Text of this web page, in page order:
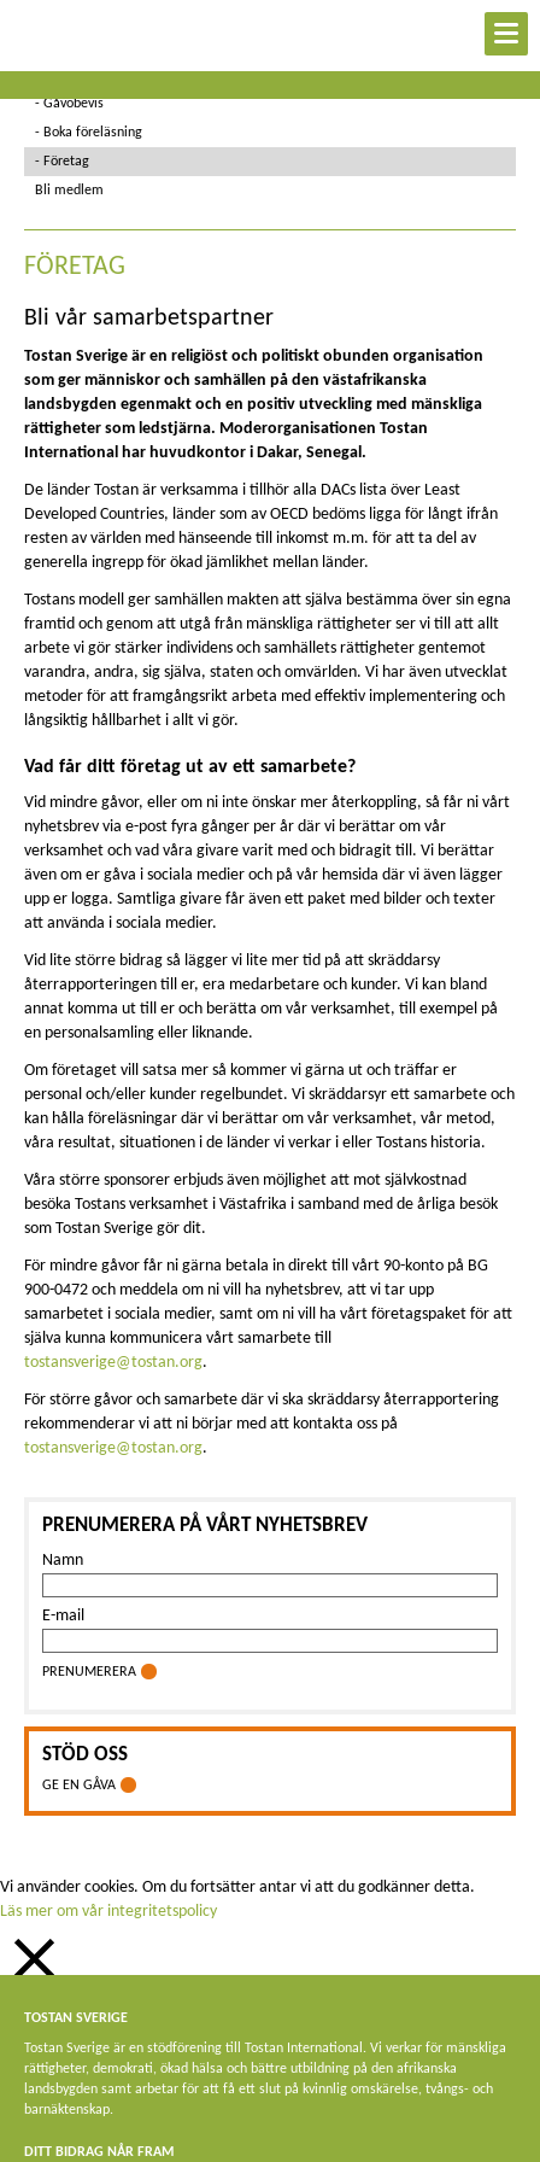
Swish
Gåvobevis
Boka föreläsning
Företag
Bli medlem
FÖRETAG
Bli vår samarbetspartner
Tostan Sverige är en religiöst och politiskt obunden organisation
som ger människor och samhällen på den västafrikanska
landsbygden egenmakt och en positiv utveckling med mänskliga
rättigheter som ledstjärna. Moderorganisationen Tostan
International har huvudkontor i Dakar, Senegal.
De länder Tostan är verksamma i tillhör alla DACs lista över Least
Developed Countries, länder som av OECD bedöms ligga för långt ifrån
resten av världen med hänseende till inkomst m.m. för att ta del av
generella ingrepp för ökad jämlikhet mellan länder.
Tostans modell ger samhällen makten att själva bestämma över sin egna
framtid och genom att utgå från mänskliga rättigheter ser vi till att allt
arbete vi gör stärker individens och samhällets rättigheter gentemot
varandra, andra, sig själva, staten och omvärlden. Vi har även utvecklat
metoder för att framgångsrikt arbeta med effektiv implementering och
långsiktig hållbarhet i allt vi gör.
Vad får ditt företag ut av ett samarbete?
Vid mindre gåvor, eller om ni inte önskar mer återkoppling, så får ni vårt
nyhetsbrev via e-post fyra gånger per år där vi berättar om vår
verksamhet och vad våra givare varit med och bidragit till. Vi berättar
även om er gåva i sociala medier och på vår hemsida där vi även lägger
upp er logga. Samtliga givare får även ett paket med bilder och texter
att använda i sociala medier.
Vid lite större bidrag så lägger vi lite mer tid på att skräddarsy
återrapporteringen till er, era medarbetare och kunder. Vi kan bland
annat komma ut till er och berätta om vår verksamhet, till exempel på
en personalsamling eller liknande.
Om företaget vill satsa mer så kommer vi gärna ut och träffar er
personal och/eller kunder regelbundet. Vi skräddarsyr ett samarbete och
kan hålla föreläsningar där vi berättar om vår verksamhet, vår metod,
våra resultat, situationen i de länder vi verkar i eller Tostans historia.
Våra större sponsorer erbjuds även möjlighet att mot självkostnad
besöka Tostans verksamhet i Västafrika i samband med de årliga besök
som Tostan Sverige gör dit.
För mindre gåvor får ni gärna betala in direkt till vårt 90-konto på BG
900-0472 och meddela om ni vill ha nyhetsbrev, att vi tar upp
samarbetet i sociala medier, samt om ni vill ha vårt företagspaket för att
själva kunna kommunicera vårt samarbete till
tostansverige@tostan.org.
För större gåvor och samarbete där vi ska skräddarsy återrapportering
rekommenderar vi att ni börjar med att kontakta oss på
tostansverige@tostan.org.
PRENUMERERA PÅ VÅRT NYHETSBREV
Namn
E-mail
PRENUMERERA
STÖD OSS
GE EN GÅVA
TOSTAN SVERIGE
Tostan Sverige är en stödförening till Tostan International. Vi verkar för mänskliga
rättigheter, demokrati, ökad hälsa och bättre utbildning på den afrikanska
landsbygden samt arbetar för att få ett slut på kvinnlig omskärelse, tvångs- och
barnäktenskap.
DITT BIDRAG NÅR FRAM
Vi använder cookies. Om du fortsätter antar vi att du godkänner detta.
Läs mer om vår integritetspolicy
STÄNG
Privacy Overview
This website uses cookies to improve your experience while you navigate
through the website. Out of these, the cookies that are categorized as
basic functionalities of the website. We also use third-party cookies that help us